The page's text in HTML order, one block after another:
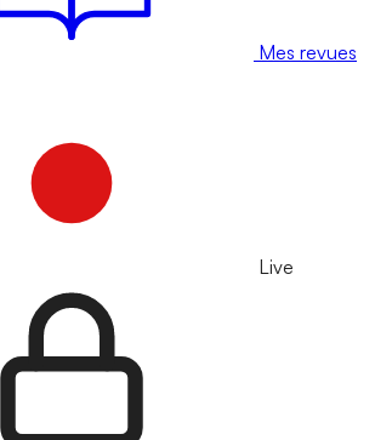
Mes revues
Live